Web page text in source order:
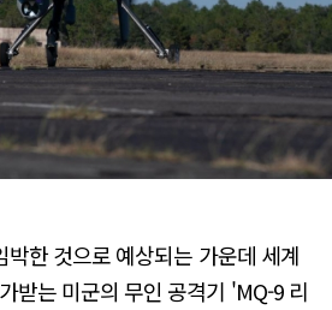
박한 것으로 예상되는 가운데 세계
받는 미군의 무인 공격기 'MQ-9 리